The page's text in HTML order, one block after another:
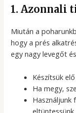
1. Azonnali
Miután a
hogy a prés
egy nagy levegőt
Készítsük
Ha megy,
Használjunk